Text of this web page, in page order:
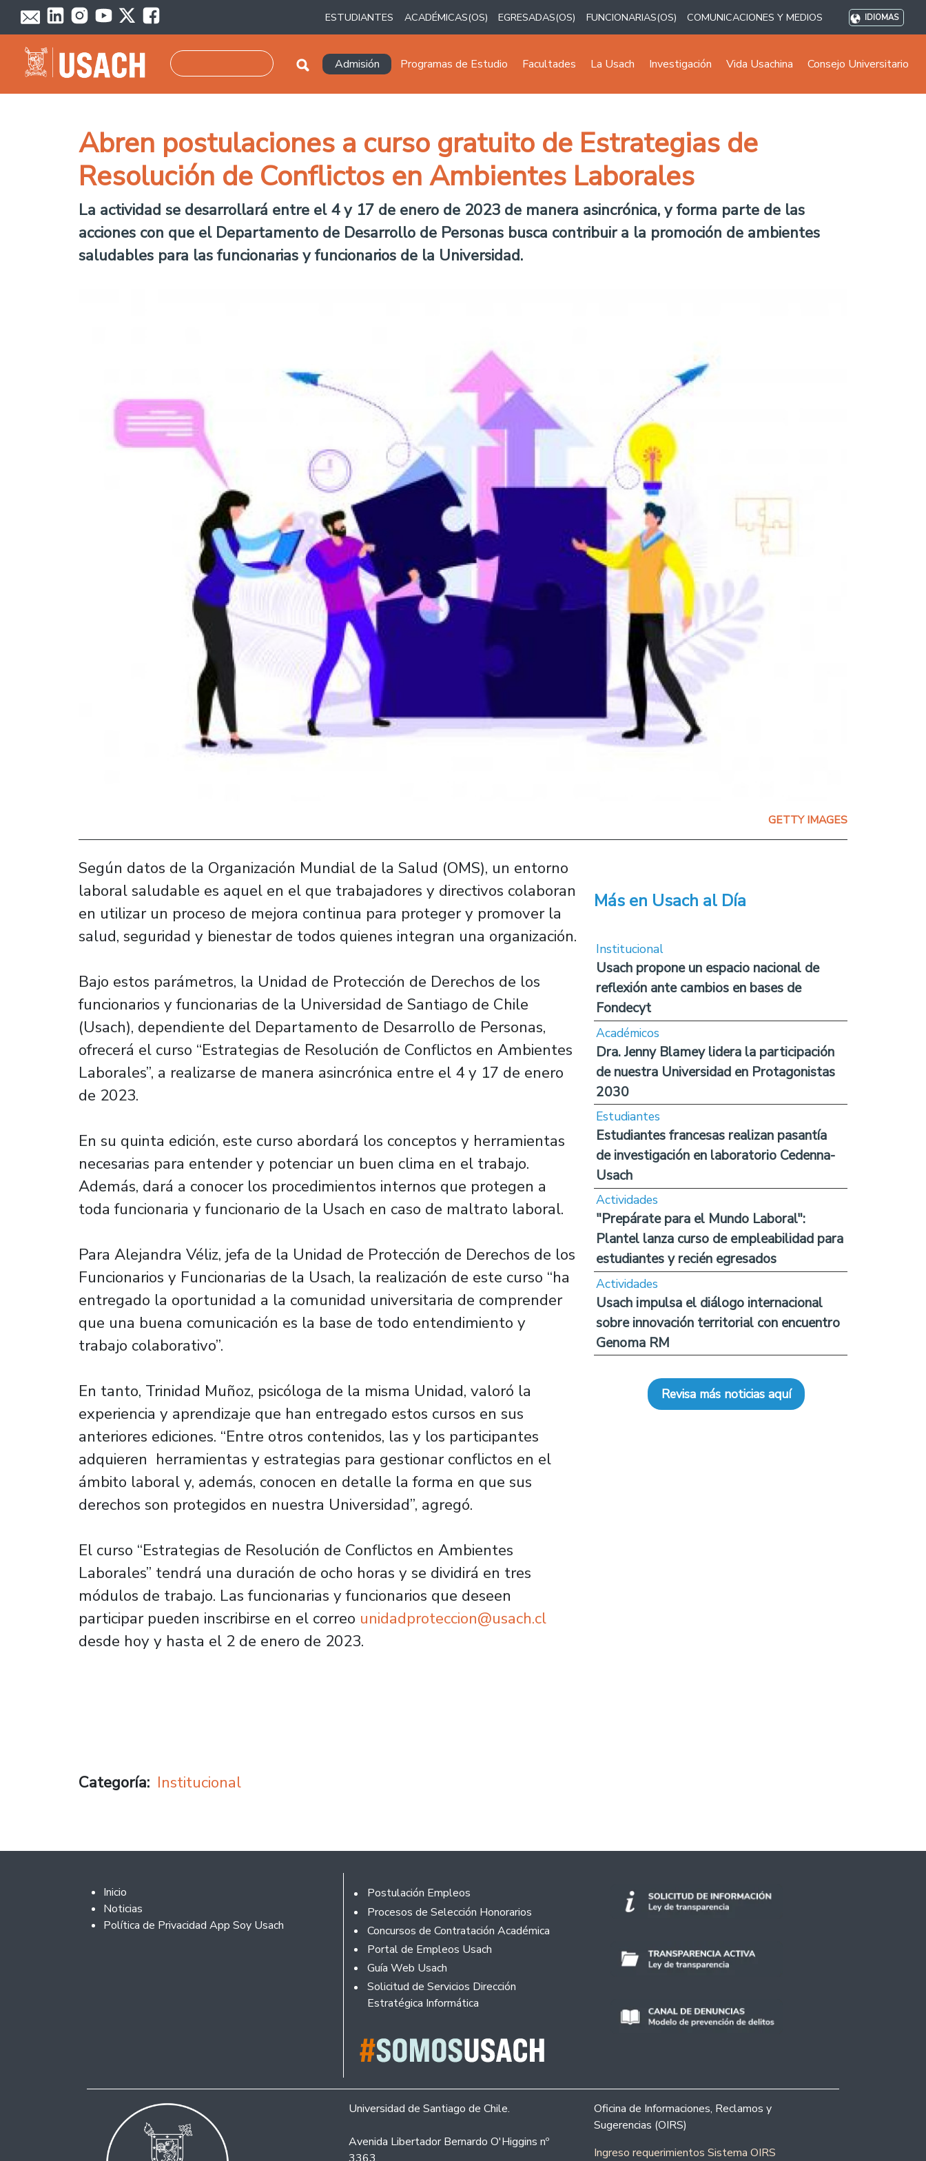
Pasar al contenido principal
ESTUDIANTES ACADÉMICAS(OS) EGRESADAS(OS) FUNCIONARIAS(OS) COMUNICACIONES Y MEDIOS IDIOMAS
Navegación principal
Admisión Programas de Estudio Facultades La Usach Investigación Vida Usachina Consejo Universitario
Abren postulaciones a curso gratuito de Estrategias de
Resolución de Conflictos en Ambientes Laborales
La actividad se desarrollará entre el 4 y 17 de enero de 2023 de manera asincrónica, y forma parte de las
acciones con que el Departamento de Desarrollo de Personas busca contribuir a la promoción de ambientes
saludables para las funcionarias y funcionarios de la Universidad.
GETTY IMAGES
Según datos de la Organización Mundial de la Salud (OMS), un entorno
laboral saludable es aquel en el que trabajadores y directivos colaboran
en utilizar un proceso de mejora continua para proteger y promover la
salud, seguridad y bienestar de todos quienes integran una organización.
Bajo estos parámetros, la Unidad de Protección de Derechos de los
funcionarios y funcionarias de la Universidad de Santiago de Chile
(Usach), dependiente del Departamento de Desarrollo de Personas,
ofrecerá el curso “Estrategias de Resolución de Conflictos en Ambientes
Laborales”, a realizarse de manera asincrónica entre el 4 y 17 de enero
de 2023.
En su quinta edición, este curso abordará los conceptos y herramientas
necesarias para entender y potenciar un buen clima en el trabajo.
Además, dará a conocer los procedimientos internos que protegen a
toda funcionaria y funcionario de la Usach en caso de maltrato laboral.
Para Alejandra Véliz, jefa de la Unidad de Protección de Derechos de los
Funcionarios y Funcionarias de la Usach, la realización de este curso “ha
entregado la oportunidad a la comunidad universitaria de comprender
que una buena comunicación es la base de todo entendimiento y
trabajo colaborativo”.
En tanto, Trinidad Muñoz, psicóloga de la misma Unidad, valoró la
experiencia y aprendizaje que han entregado estos cursos en sus
anteriores ediciones. “Entre otros contenidos, las y los participantes
adquieren herramientas y estrategias para gestionar conflictos en el
ámbito laboral y, además, conocen en detalle la forma en que sus
derechos son protegidos en nuestra Universidad”, agregó.
El curso “Estrategias de Resolución de Conflictos en Ambientes
Laborales” tendrá una duración de ocho horas y se dividirá en tres
módulos de trabajo. Las funcionarias y funcionarios que deseen
participar pueden inscribirse en el correo unidadproteccion@usach.cl
desde hoy y hasta el 2 de enero de 2023.
Categoría Institucional
Más en Usach al Día
Institucional
Usach propone un espacio nacional de
reflexión ante cambios en bases de
Fondecyt
Académicos
Dra. Jenny Blamey lidera la participación
de nuestra Universidad en Protagonistas
2030
Estudiantes
Estudiantes francesas realizan pasantía
de investigación en laboratorio Cedenna-
Usach
Actividades
"Prepárate para el Mundo Laboral":
Plantel lanza curso de empleabilidad para
estudiantes y recién egresados
Actividades
Usach impulsa el diálogo internacional
sobre innovación territorial con encuentro
Genoma RM
Revisa más noticias aquí
Footer 2
Inicio
Noticias
Política de Privacidad App Soy Usach
Footer
Postulación Empleos
Procesos de Selección Honorarios
Concursos de Contratación Académica
Portal de Empleos Usach
Guía Web Usach
Solicitud de Servicios Dirección
Estratégica Informática
Universidad de Santiago de Chile.
Avenida Libertador Bernardo O'Higgins nº
Oficina de Informaciones, Reclamos y
Sugerencias (OIRS)
Ingreso requerimientos Sistema OIRS